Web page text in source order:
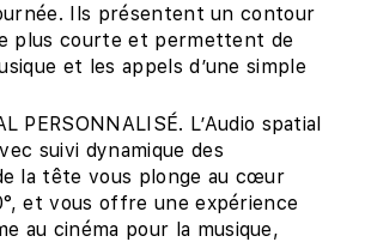
Ils présentent un contour
plus courte et permettent de
et les appels d’une simple
PERSONNALISÉ. L’Audio spatial
suivi dynamique des
la tête vous plonge au cœur
et vous offre une expérience
au cinéma pour la musique,